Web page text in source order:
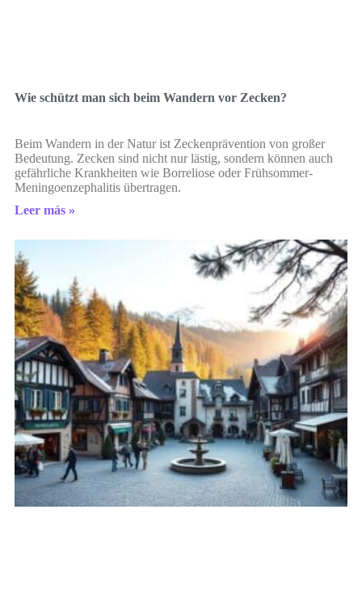
Wie schützt man sich beim Wandern vor Zecken?
Beim Wandern in der Natur ist Zeckenprävention von großer
Bedeutung. Zecken sind nicht nur lästig, sondern können auch
gefährliche Krankheiten wie Borreliose oder Frühsommer-
Meningoenzephalitis übertragen.
Leer más »